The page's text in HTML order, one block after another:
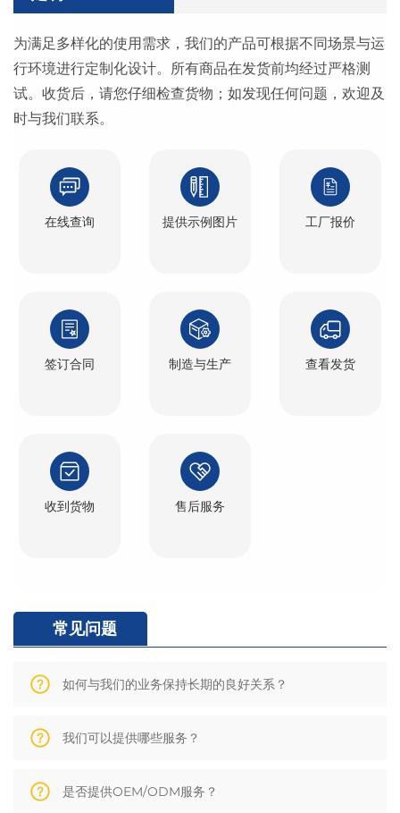
为满足多样化的使用需求，我们的产品可根据不同场景与运
行环境进行定制化设计。所有商品在发货前均经过严格测
试。收货后，请您仔细检查货物；如发现任何问题，欢迎及
时与我们联系。
在线查询 提供示例图片 工厂报价
签订合同 制造与生产 查看发货
收到货物 售后服务
常见问题
如何与我们的业务保持长期的良好关系？
我们可以提供哪些服务？
是否提供OEM/ODM服务？